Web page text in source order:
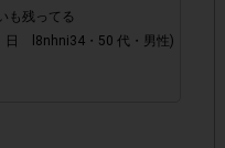
ントを停止
レットPCにつきまし
答できない場合がござい
も残ってる
日 l8nhni34・50 代・男性)